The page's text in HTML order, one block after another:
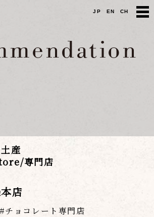
JP EN CH
産
専門店
店
チョコレート専門店